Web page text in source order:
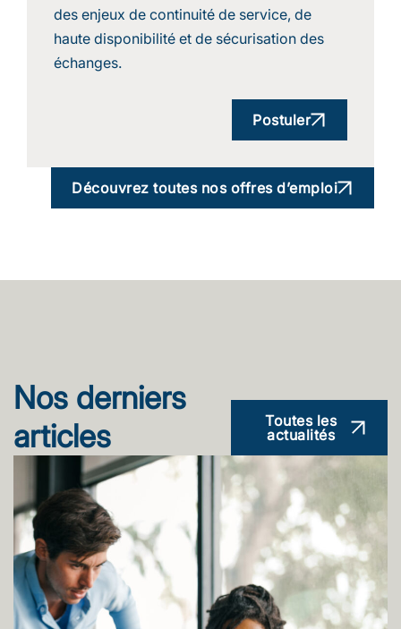
des enjeux de continuité de service, de
haute disponibilité et de sécurisation des
échanges.
Postuler
Découvrez toutes nos offres d’emploi
Nos derniers
articles
Toutes les
actualités